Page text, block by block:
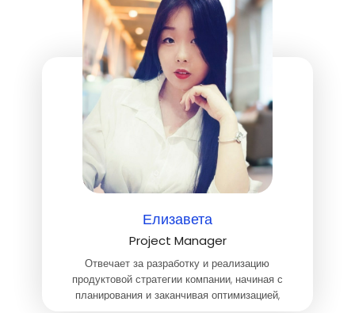
Елизавета
Project Manager
Отвечает за разработку и реализацию
продуктовой стратегии компании, начиная с
планирования и заканчивая оптимизацией,